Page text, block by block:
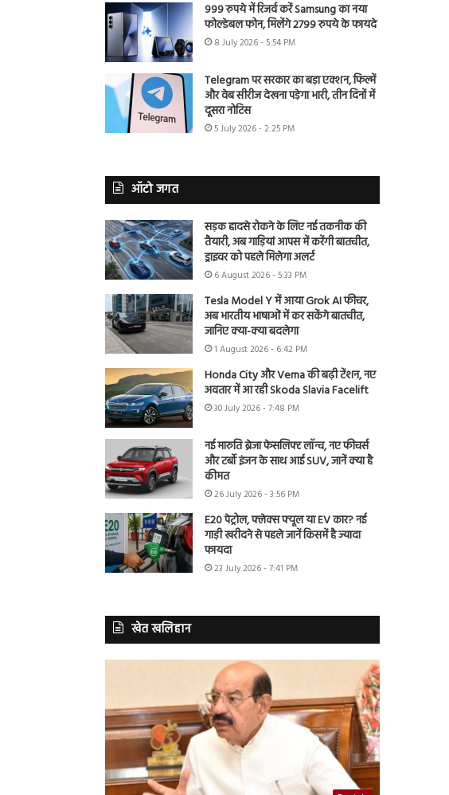
999 रुपये में रिजर्व करें Samsung का नया
फोल्डेबल फोन, मिलेंगे 2799 रुपये के फायदे
8 July 2026 - 5:54 PM
Telegram पर सरकार का बड़ा एक्शन, फिल्में
और वेब सीरीज देखना पड़ेगा भारी, तीन दिनों में
दूसरा नोटिस
5 July 2026 - 2:25 PM
ऑटो जगत
सड़क हादसे रोकने के लिए नई तकनीक की
तैयारी, अब गाड़ियां आपस में करेंगी बातचीत,
ड्राइवर को पहले मिलेगा अलर्ट
6 August 2026 - 5:33 PM
Tesla Model Y में आया Grok AI फीचर,
अब भारतीय भाषाओं में कर सकेंगे बातचीत,
जानिए क्या-क्या बदलेगा
1 August 2026 - 6:42 PM
Honda City और Verna की बढ़ी टेंशन, नए
अवतार में आ रही Skoda Slavia Facelift
30 July 2026 - 7:48 PM
नई मारुति ब्रेजा फेसलिफ्ट लॉन्च, नए फीचर्स
और टर्बो इंजन के साथ आई SUV, जानें क्या है
कीमत
26 July 2026 - 3:56 PM
E20 पेट्रोल, फ्लेक्स फ्यूल या EV कार? नई
गाड़ी खरीदने से पहले जानें किसमें है ज्यादा
फायदा
23 July 2026 - 7:41 PM
खेत खलिहान